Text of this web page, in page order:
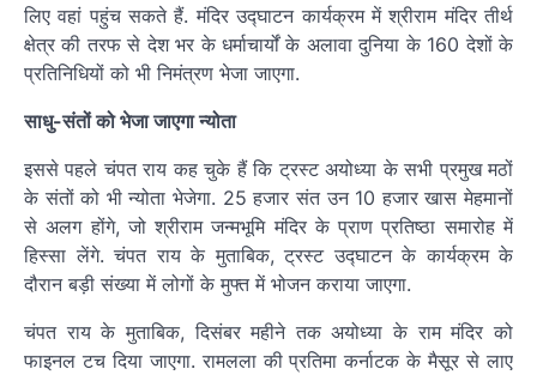
लिए वहां पहुंच सकते हैं. मंदिर उद्घाटन कार्यक्रम में श्रीराम मंदिर तीर्थ
क्षेत्र की तरफ से देश भर के धर्माचार्यों के अलावा दुनिया के 160 देशों के
प्रतिनिधियों को भी निमंत्रण भेजा जाएगा.
साधु-संतों को भेजा जाएगा न्योता
इससे पहले चंपत राय कह चुके हैं कि ट्रस्ट अयोध्या के सभी प्रमुख मठों
के संतों को भी न्योता भेजेगा. 25 हजार संत उन 10 हजार खास मेहमानों
से अलग होंगे, जो श्रीराम जन्मभूमि मंदिर के प्राण प्रतिष्ठा समारोह में
हिस्सा लेंगे. चंपत राय के मुताबिक, ट्रस्ट उद्घाटन के कार्यक्रम के
दौरान बड़ी संख्या में लोगों के मुफ्त में भोजन कराया जाएगा.
चंपत राय के मुताबिक, दिसंबर महीने तक अयोध्या के राम मंदिर को
फाइनल टच दिया जाएगा. रामलला की प्रतिमा कर्नाटक के मैसूर से लाए